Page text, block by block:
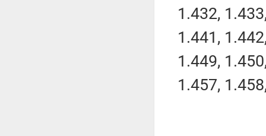
1.432,
1.441,
1.449,
1.457,